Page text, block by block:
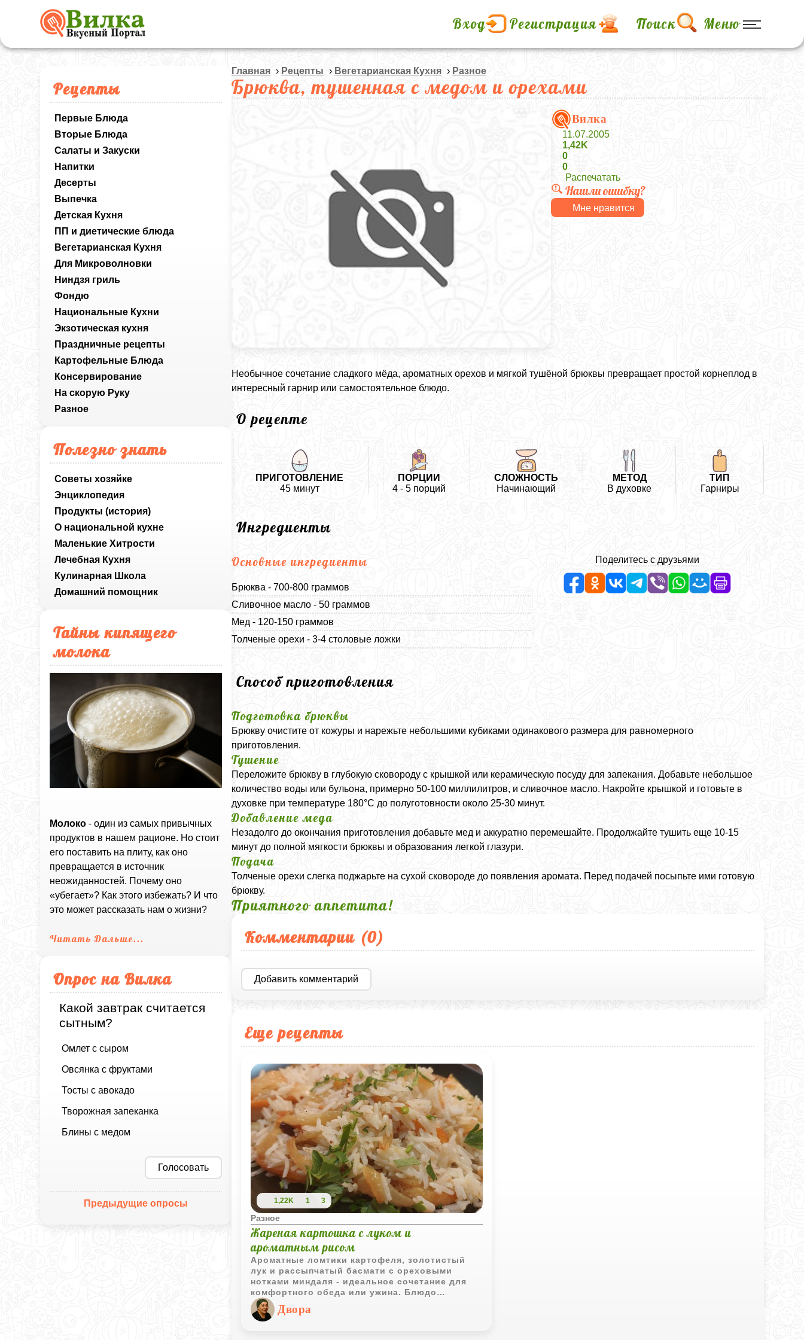
Вход Регистрация Поиск Меню
Рецепты
Первые Блюда
Вторые Блюда
Салаты и Закуски
Напитки
Десерты
Выпечка
Детская Кухня
ПП и диетические блюда
Вегетарианская Кухня
Для Микроволновки
Ниндзя гриль
Фондю
Национальные Кухни
Экзотическая кухня
Праздничные рецепты
Картофельные Блюда
Консервирование
На скорую Руку
Разное
Полезно знать
Советы хозяйке
Энциклопедия
Продукты (история)
О национальной кухне
Маленькие Хитрости
Лечебная Кухня
Кулинарная Школа
Домашний помощник
Тайны кипящего
молока
Молоко - один из самых привычных
продуктов в нашем рационе. Но стоит
его поставить на плиту, как оно
превращается в источник
неожиданностей. Почему оно
«убегает»? Как этого избежать? И что
это может рассказать нам о жизни?
Читать Дальше...
Опрос на Вилка
Какой завтрак считается
сытным?
Омлет с сыром
Овсянка с фруктами
Тосты с авокадо
Творожная запеканка
Блины с медом
Голосовать
Предыдущие опросы
Главная › Рецепты › Вегетарианская Кухня › Разное
Брюква, тушенная с медом и орехами
Вилка
11.07.2005
1,42K
0
0
Распечатать
Нашли ошибку?
Мне нравится
Необычное сочетание сладкого мёда, ароматных орехов и мягкой тушёной брюквы превращает простой корнеплод в
интересный гарнир или самостоятельное блюдо.
О рецепте
ПРИГОТОВЛЕНИЕ
45 минут
ПОРЦИИ
4 - 5 порций
СЛОЖНОСТЬ
Начинающий
МЕТОД
В духовке
ТИП
Гарниры
Ингредиенты
Основные ингредиенты
Брюква - 700-800 граммов
Сливочное масло - 50 граммов
Мед - 120-150 граммов
Толченые орехи - 3-4 столовые ложки
Поделитесь с друзьями
Способ приготовления
Подготовка брюквы
Брюкву очистите от кожуры и нарежьте небольшими кубиками одинакового размера для равномерного
приготовления.
Тушение
Переложите брюкву в глубокую сковороду с крышкой или керамическую посуду для запекания. Добавьте небольшое
количество воды или бульона, примерно 50-100 миллилитров, и сливочное масло. Накройте крышкой и готовьте в
духовке при температуре 180°C до полуготовности около 25-30 минут.
Добавление меда
Незадолго до окончания приготовления добавьте мед и аккуратно перемешайте. Продолжайте тушить еще 10-15
минут до полной мягкости брюквы и образования легкой глазури.
Подача
Толченые орехи слегка поджарьте на сухой сковороде до появления аромата. Перед подачей посыпьте ими готовую
брюкву.
Приятного аппетита!
Комментарии (0)
Добавить комментарий
Еще рецепты
1,22K 1 3
Разное
Жареная картошка с луком и
ароматным рисом
Ароматные ломтики картофеля, золотистый
лук и рассыпчатый басмати с ореховыми
нотками миндаля - идеальное сочетание для
комфортного обеда или ужина. Блюдо
подойдет как гарнир, но и в качестве
самостоятельной трапезы оно играет ярко и
насыщенно.
Двора